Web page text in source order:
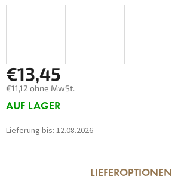
€13,45
€11,12 ohne MwSt.
Verkaufspreis:
AUF LAGER
Lieferung bis: 12.08.2026
LIEFEROPTIONEN